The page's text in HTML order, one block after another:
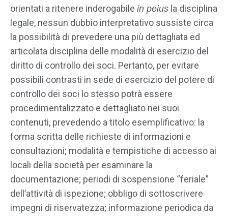
orientati a ritenere inderogabile in peius la disciplina
legale, nessun dubbio interpretativo sussiste circa
la possibilità di prevedere una più dettagliata ed
articolata disciplina delle modalità di esercizio del
diritto di controllo dei soci. Pertanto, per evitare
possibili contrasti in sede di esercizio del potere di
controllo dei soci lo stesso potrà essere
procedimentalizzato e dettagliato nei suoi
contenuti, prevedendo a titolo esemplificativo: la
forma scritta delle richieste di informazioni e
consultazioni; modalità e tempistiche di accesso ai
locali della società per esaminare la
documentazione; periodi di sospensione “feriale”
dell’attività di ispezione; obbligo di sottoscrivere
impegni di riservatezza; informazione periodica da